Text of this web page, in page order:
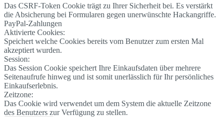
Das CSRF-Token Cookie trägt zu Ihrer Sicherheit bei. Es verstärkt
die Absicherung bei Formularen gegen unerwünschte Hackangriffe.
PayPal-Zahlungen
Aktivierte Cookies:
Speichert welche Cookies bereits vom Benutzer zum ersten Mal
akzeptiert wurden.
Session:
Das Session Cookie speichert Ihre Einkaufsdaten über mehrere
Seitenaufrufe hinweg und ist somit unerlässlich für Ihr persönliches
Einkaufserlebnis.
Zeitzone:
Das Cookie wird verwendet um dem System die aktuelle Zeitzone
des Benutzers zur Verfügung zu stellen.